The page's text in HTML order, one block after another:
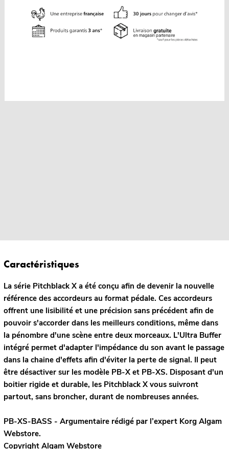
Caractéristiques
La série Pitchblack X a été conçu afin de devenir la nouvelle
référence des accordeurs au format pédale. Ces accordeurs
offrent une lisibilité et une précision sans précédent afin de
pouvoir s'accorder dans les meilleurs conditions, même dans
la pénombre d'une scène entre deux morceaux. L'Ultra Buffer
intégré permet d'adapter l'impédance du son avant le passage
dans la chaine d'effets afin d'éviter la perte de signal. Il peut
être désactiver sur les modèle PB-X et PB-XS. Disposant d'un
boitier rigide et durable, les Pitchblack X vous suivront
partout, sans broncher, durant de nombreuses années.
PB-XS-BASS - Argumentaire rédigé par l’expert KorgAlgam
Webstore.
Copyright Algam Webstore